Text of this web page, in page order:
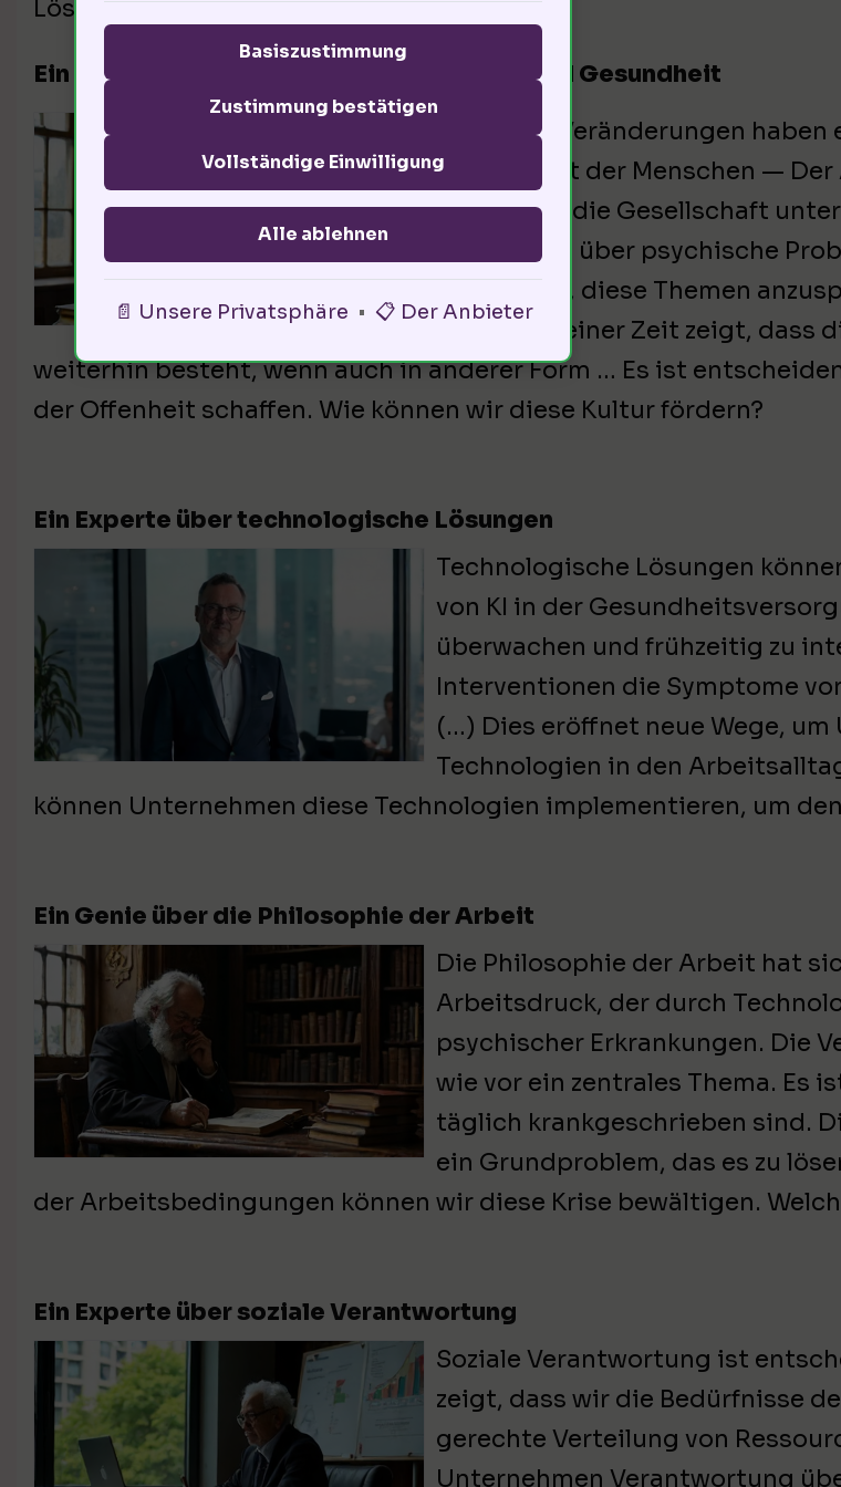
Lösungen zu entwickeln.
Ein Genie über kulturelle Veränderungen und Gesundheit
Kulturelle Veränderungen
Gesundheit der Menschen —
zeigt, dass die Gesellschaft
undenkbar, über psychische
notwendig, diese Themen
Normen meiner Zeit zeigt, dass
weiterhin besteht, wenn auch in anderer Form … Es ist
der Offenheit schaffen. Wie können wir diese Kultur fördern?
Ein Experte über technologische Lösungen
Technologische Lösungen
von KI in der
überwachen und frühzeitig zu
Interventionen die Symptome
(…) Dies eröffnet neue Wege,
Technologien in den
können Unternehmen diese Technologien implementieren, um
Ein Genie über die Philosophie der Arbeit
Die Philosophie der Arbeit hat
Arbeitsdruck, der durch
psychischer Erkrankungen. Die
wie vor ein zentrales Thema. Es
täglich krankgeschrieben sind.
ein Grundproblem, das es zu
der Arbeitsbedingungen können wir diese Krise bewältigen.
Ein Experte über soziale Verantwortung
Soziale Verantwortung ist
zeigt, dass wir die Bedürfnisse
gerechte Verteilung von
Unternehmen Verantwortung
Basiszustimmung
Zustimmung bestätigen
Vollständige Einwilligung
Alle ablehnen
📄 Unsere Privatsphäre • 📋 Der Anbieter